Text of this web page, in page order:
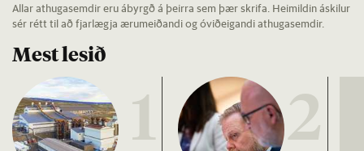
Allar athugasemdir eru ábyrgð á þeirra sem þær skrifa. Heimildin áskilur
sér rétt til að fjarlægja ærumeiðandi og óviðeigandi athugasemdir.
Mest lesið
1 2